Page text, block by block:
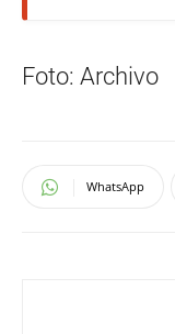
Foto: Archivo
WhatsApp